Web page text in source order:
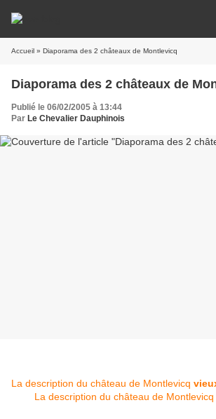
Accueil » Diaporama des 2 châteaux de Montlevicq
Diaporama des 2 châteaux de
Publié le 06/02/2005 à 13:44
Par Le Chevalier Dauphinois
La description du château de Montlevicq
La description du château de Montlevicq